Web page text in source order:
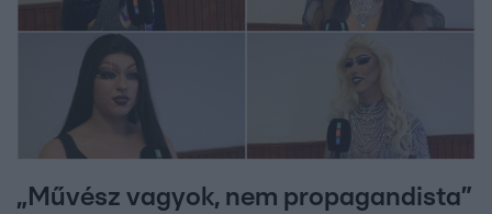
„Művész vagyok, nem propagandista”